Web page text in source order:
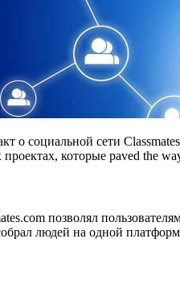
о социальной сети
которые paved the
позволял
людей на одной